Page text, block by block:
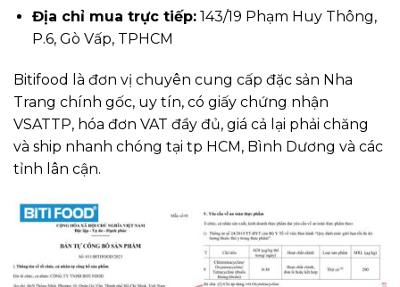
Địa chỉ mua trực tiếp:143/19 Phạm Huy Thông,
P.6, Gò Vấp, TPHCM
Bitifood là đơn vị chuyên cung cấp đặc sản Nha
Trang chính gốc, uy tín, có giấy chứng nhận
VSATTP, hóa đơn VAT đầy đủ, giá cả lại phải chăng
và ship nhanh chóng tại tp HCM, Bình Dương và các
tỉnh lân cận.